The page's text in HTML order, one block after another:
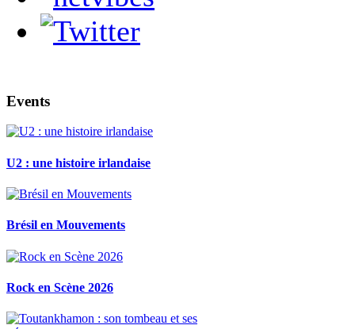
Events
U2 : une histoire irlandaise
Brésil en Mouvements
Rock en Scène 2026